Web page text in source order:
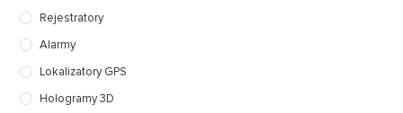
Rejestratory
Alarmy
Lokalizatory GPS
Hologramy 3D